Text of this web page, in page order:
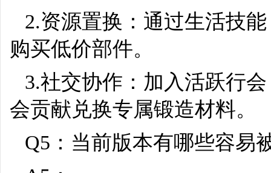
2.资源置换：通过生活技
购买低价部件。
3.社交协作：加入活跃行
会贡献兑换专属锻造材料。
Q5：当前版本有哪些容易